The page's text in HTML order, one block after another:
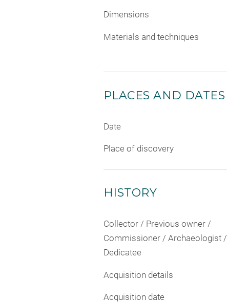
Dimensions
Materials and techniques
PLACES AND DATES
Date
Place of discovery
HISTORY
Collector / Previous owner /
Commissioner / Archaeologist /
Dedicatee
Acquisition details
Acquisition date